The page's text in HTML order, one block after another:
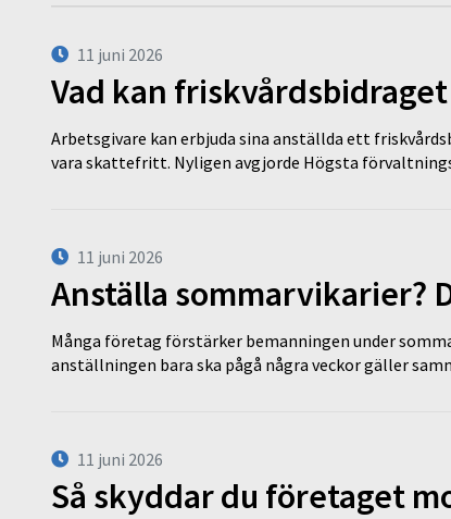
11 juni 2026
Vad kan
Arbetsgivare kan erbjuda sina anställda ett
vara skattefritt. Nyligen avgjorde Högsta
11 juni 2026
Anställa sommarvikarier?
Många företag förstärker bemanningen under
anställningen bara ska pågå några veckor gäller
11 juni 2026
Så skyddar du företaget